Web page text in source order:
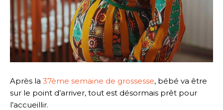
Après la 37ème semaine de grossesse, bébé va être
sur le point d’arriver, tout est désormais prêt pour
l’accueillir.